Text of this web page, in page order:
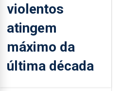
violentos
atingem
máximo da
última década